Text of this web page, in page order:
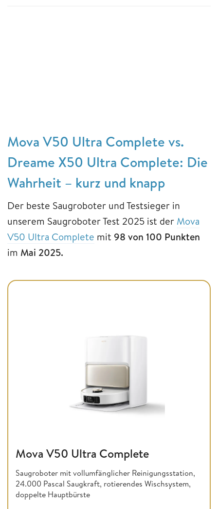
Mova V50 Ultra Complete vs.
Dreame X50 Ultra Complete: Die
Wahrheit – kurz und knapp
Der beste Saugroboter und Testsieger in
unserem Saugroboter Test 2025 ist der Mova
V50 Ultra Complete mit 98 von 100 Punkten
im Mai 2025.
Mova V50 Ultra Complete
Saugroboter mit vollumfänglicher Reinigungsstation,
24.000 Pascal Saugkraft, rotierendes Wischsystem,
doppelte Hauptbürste